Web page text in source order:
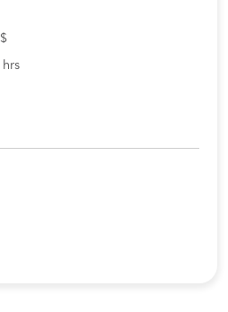
$
hrs